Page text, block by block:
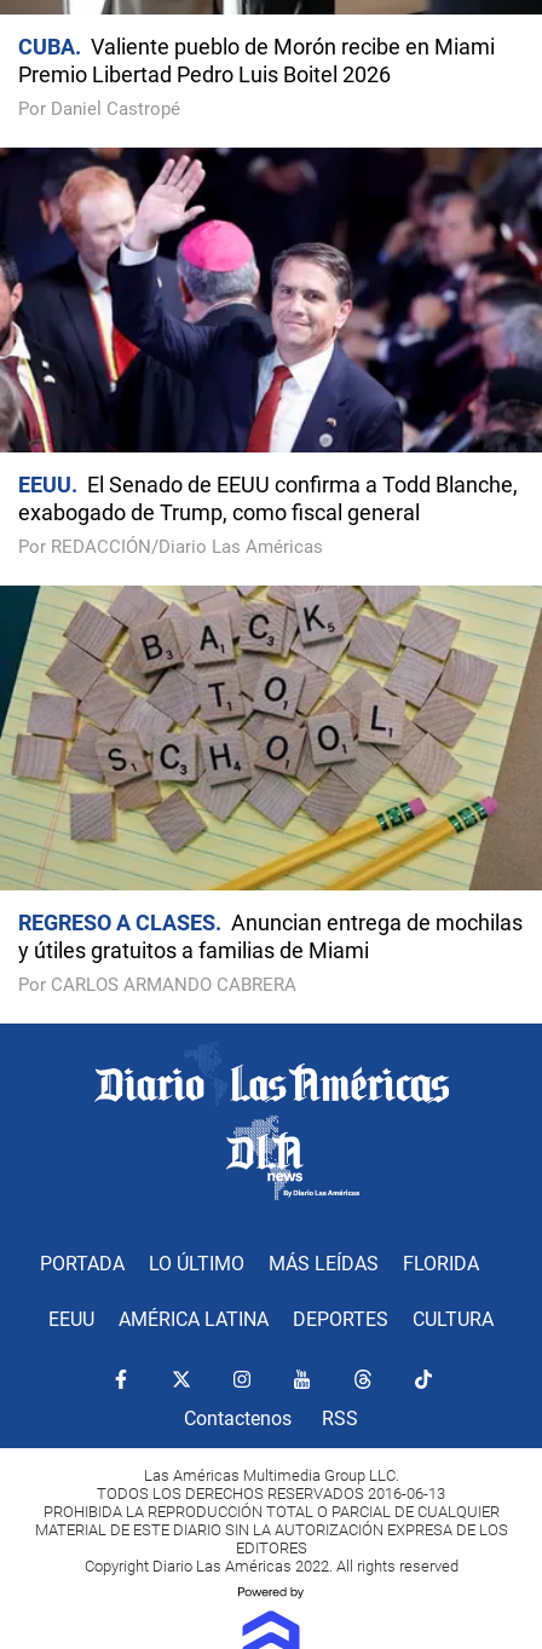
CUBA
Valiente pueblo de Morón recibe en Miami
Premio Libertad Pedro Luis Boitel 2026
Por Daniel Castropé
EEUU
El Senado de EEUU confirma a Todd Blanche,
exabogado de Trump, como fiscal general
Por REDACCIÓN/Diario Las Américas
REGRESO A CLASES
Anuncian entrega de mochilas
y útiles gratuitos a familias de Miami
Por CARLOS ARMANDO CABRERA
PORTADA LO ÚLTIMO MÁS LEÍDAS FLORIDA
EEUU AMÉRICA LATINA DEPORTES CULTURA
Contactenos RSS
Las Américas Multimedia Group LLC.
TODOS LOS DERECHOS RESERVADOS 2016-06-13
PROHIBIDA LA REPRODUCCIÓN TOTAL O PARCIAL DE CUALQUIER
MATERIAL DE ESTE DIARIO SIN LA AUTORIZACIÓN EXPRESA DE LOS
EDITORES
Copyright Diario Las Américas 2022. All rights reserved